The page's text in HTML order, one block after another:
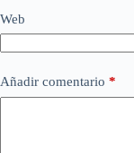
Web
Añadir comentario *